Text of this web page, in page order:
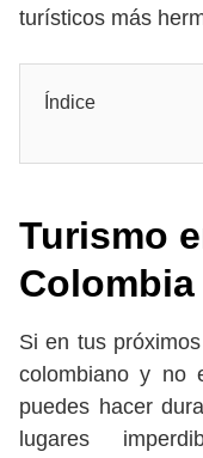
turísticos más
Índice
Turismo
Colombia
Si en tus
colombiano y no
puedes hacer
lugares